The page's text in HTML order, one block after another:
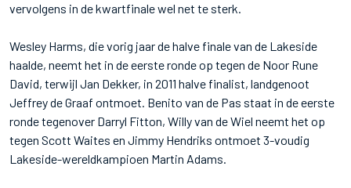
vervolgens in de kwartfinale wel net te sterk.
Wesley Harms, die vorig jaar de halve finale van de Lakeside
haalde, neemt het in de eerste ronde op tegen de Noor Rune
David, terwijl Jan Dekker, in 2011 halve finalist, landgenoot
Jeffrey de Graaf ontmoet. Benito van de Pas staat in de eerste
ronde tegenover Darryl Fitton, Willy van de Wiel neemt het op
tegen Scott Waites en Jimmy Hendriks ontmoet 3-voudig
Lakeside-wereldkampioen Martin Adams.